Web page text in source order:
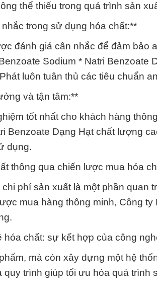
thể thiếu trong quá trình sản
trong sử dụng hóa chất:**
đánh giá cân nhắc để đảm bảo
Sodium * Natri Benzoate
luôn tuân thủ các tiêu chuẩn
và tận tâm:**
tốt nhất cho khách hàng
Benzoate Dạng Hạt chất lượng
dụng.
thông qua chiến lược mua hóa
phí sản xuất là một phần quan
mua hàng thông minh, Công
chất: sự kết hợp của công
mà còn xây dựng một hệ
trình giúp tối ưu hóa quá trình